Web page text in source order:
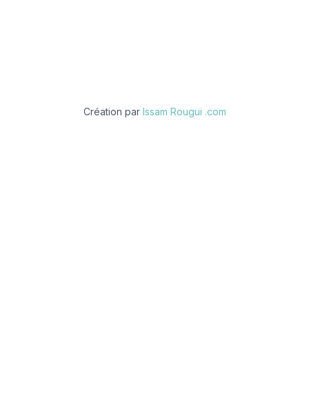
Création par Issam Rougui .com